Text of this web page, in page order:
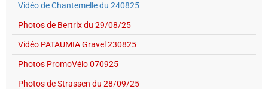
Vidéo de Chantemelle du 240825
Photos de Bertrix du 29/08/25
Vidéo PATAUMIA Gravel 230825
Photos PromoVélo 070925
Photos de Strassen du 28/09/25